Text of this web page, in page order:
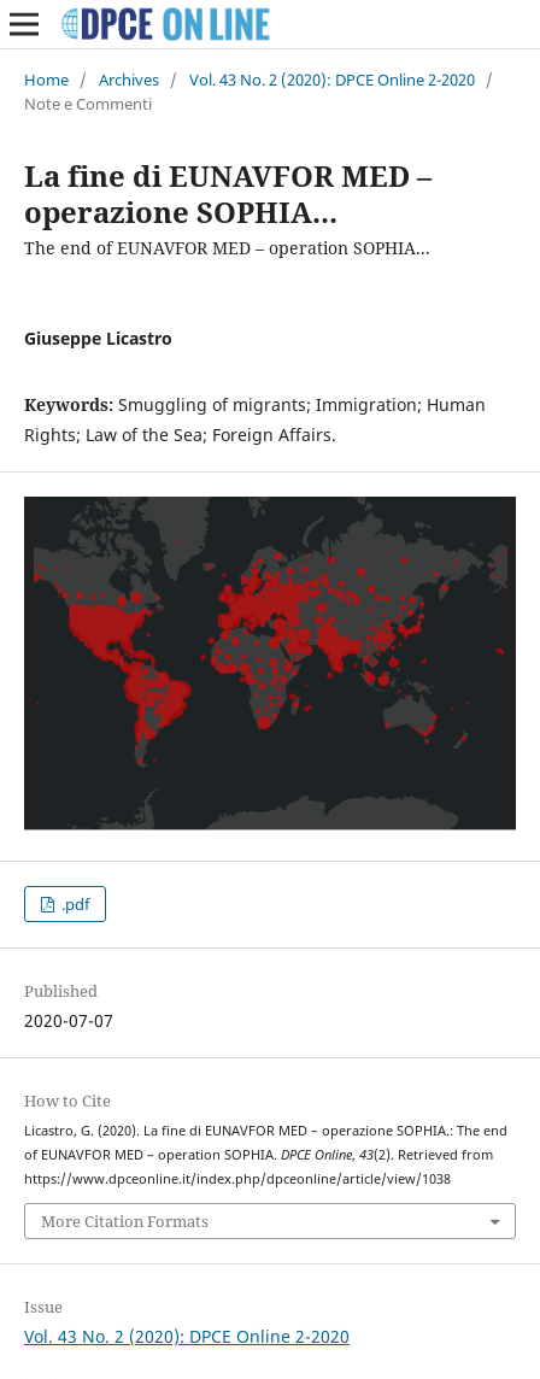
Home / Archives / Vol. 43 No. 2 (2020): DPCE Online 2-2020 /
Note e Commenti
La fine di EUNAVFOR MED –
operazione SOPHIA...
The end of EUNAVFOR MED – operation SOPHIA...
Giuseppe Licastro
Keywords: Smuggling of migrants; Immigration; Human
Rights; Law of the Sea; Foreign Affairs.
.pdf
Published
2020-07-07
How to Cite
Licastro, G. (2020). La fine di EUNAVFOR MED – operazione SOPHIA.: The end
of EUNAVFOR MED – operation SOPHIA. DPCE Online, 43(2). Retrieved from
https://www.dpceonline.it/index.php/dpceonline/article/view/1038
More Citation Formats
Issue
Vol. 43 No. 2 (2020): DPCE Online 2-2020